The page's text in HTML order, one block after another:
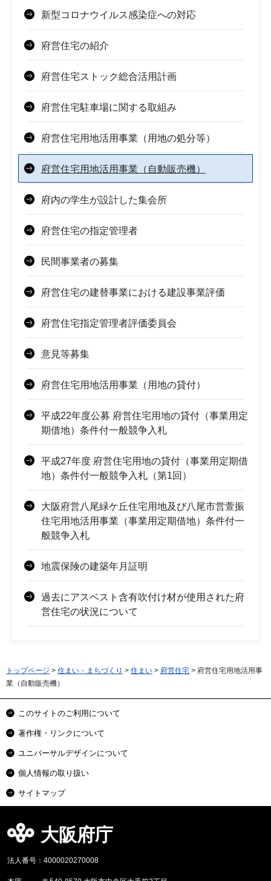
新型コロナウイルス感染症への対応
府営住宅の紹介
府営住宅ストック総合活用計画
府営住宅駐車場に関する取組み
府営住宅用地活用事業（用地の処分等）
府営住宅用地活用事業（自動販売機）
府内の学生が設計した集会所
府営住宅の指定管理者
民間事業者の募集
府営住宅の建替事業における建設事業評価
府営住宅指定管理者評価委員会
意見等募集
府営住宅用地活用事業（用地の貸付）
平成22年度公募 府営住宅用地の貸付（事業用定
期借地）条件付一般競争入札
平成27年度 府営住宅用地の貸付（事業用定期借
地）条件付一般競争入札（第1回）
大阪府営八尾緑ケ丘住宅用地及び八尾市営萱振
住宅用地活用事業（事業用定期借地）条件付一
般競争入札
地震保険の建築年月証明
過去にアスベスト含有吹付け材が使用された府
営住宅の状況について
トップページ > 住まい・まちづくり > 住まい > 府営住宅 > 府営住宅用地活用事
業（自動販売機）
このサイトのご利用について
著作権・リンクについて
ユニバーサルデザインについて
個人情報の取り扱い
サイトマップ
大阪府庁
法人番号：4000020270008